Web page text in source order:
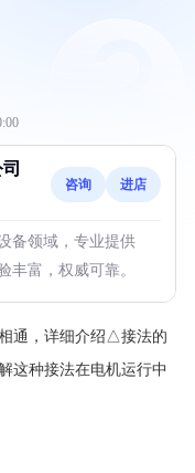
咨询 进店
备领域，专业提供
丰富，权威可靠。
通，详细介绍△接法的
这种接法在电机运行中